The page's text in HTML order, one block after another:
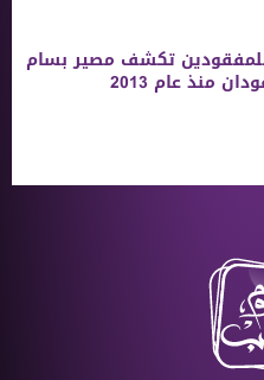
للمفقودين تكشف مصير بسام
منذ عام 2013